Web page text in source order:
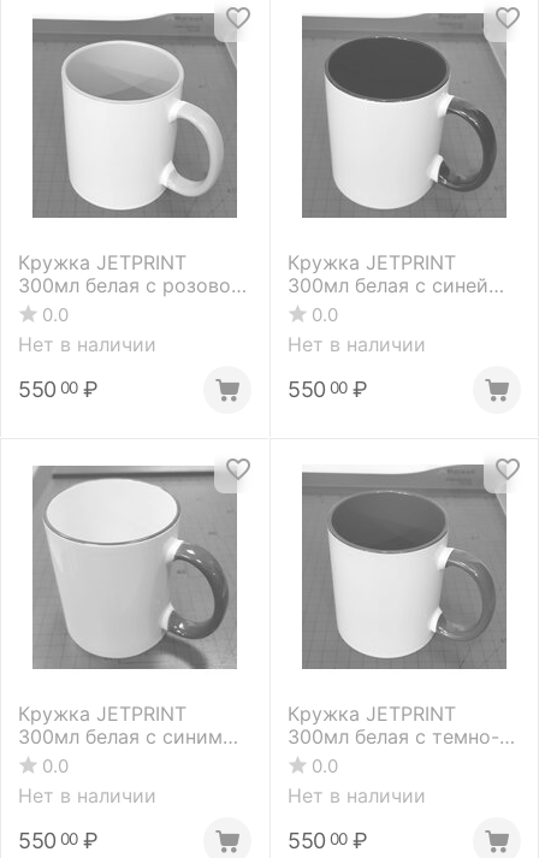
Кружка JETPRINT
300мл белая с розовой
внутренней
цветной ручкой
0.0
Нет в наличии
550 00 ₽
Кружка JETPRINT
300мл белая с синей
внутренней
цветной ручкой
(1.06.02.49)
0.0
Нет в наличии
550 00 ₽
Кружка JETPRINT
300мл белая с синим
ободком и ручкой
0.0
Нет в наличии
550 00 ₽
Кружка JETPRINT
300мл белая с темно-
зеленой внутренней
цветной ручкой
(1.06.02.52.3)
0.0
Нет в наличии
550 00 ₽